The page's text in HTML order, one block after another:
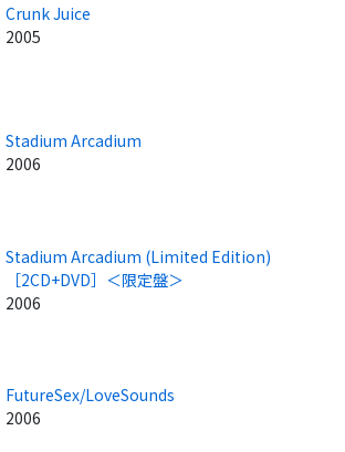
Crunk Juice
2005
Stadium Arcadium
2006
Stadium Arcadium (Limited Edition)
［2CD+DVD］＜限定盤＞
2006
FutureSex/LoveSounds
2006